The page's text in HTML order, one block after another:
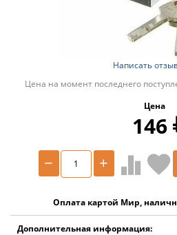
Написать
Цена на момент последнего
Цена
146
+
−
Оплата картой Мир,
Дополнительная информация: